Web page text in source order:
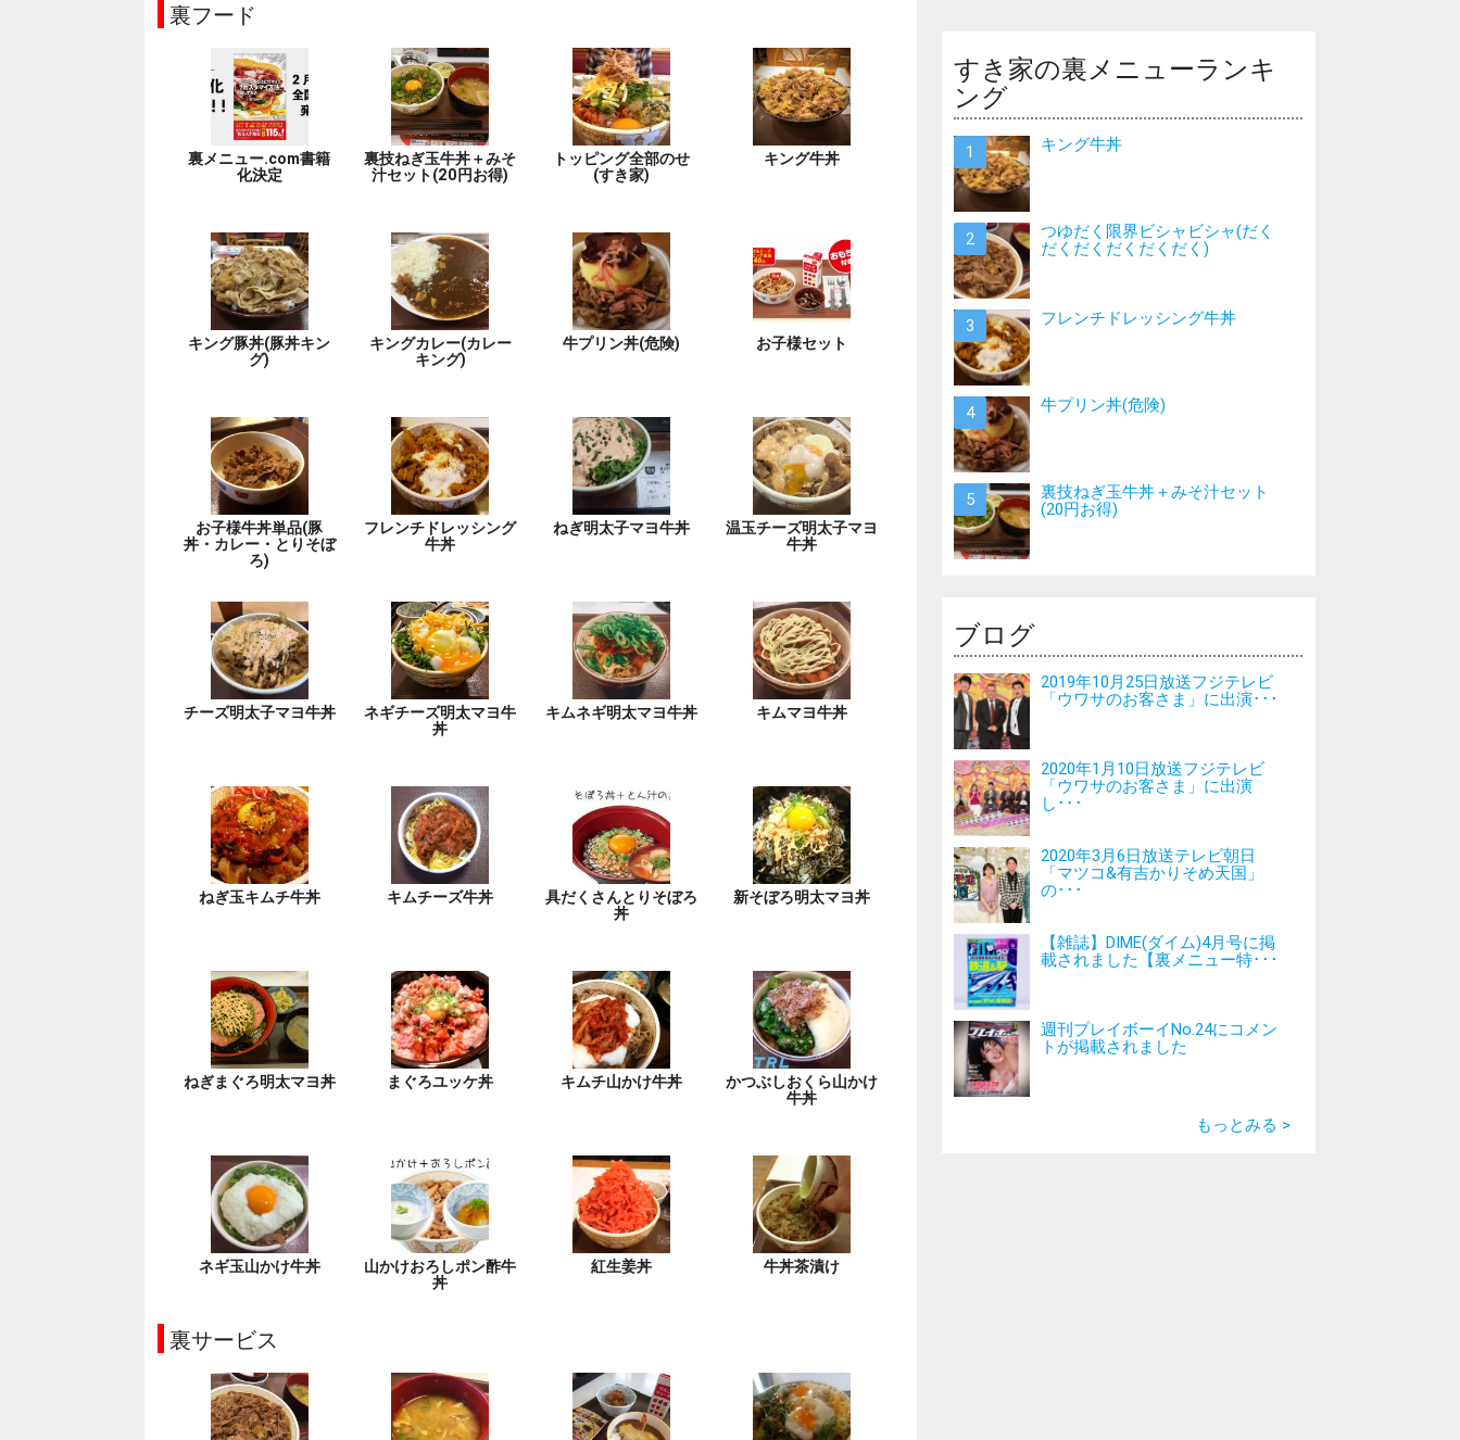
裏フード
裏メニュー.com書籍
化決定
裏技ねぎ玉牛丼＋みそ
汁セット(20円お得)
トッピング全部のせ
(すき家)
キング牛丼
キング豚丼(豚丼キン
グ)
キングカレー(カレー
キング)
牛プリン丼(危険) お子様セット
お子様牛丼単品(豚
丼・カレー・とりそぼ
ろ)
フレンチドレッシング
牛丼
ねぎ明太子マヨ牛丼
温玉チーズ明太子マヨ
牛丼
チーズ明太子マヨ牛丼
ネギチーズ明太マヨ牛
丼
キムネギ明太マヨ牛丼 キムマヨ牛丼
ねぎ玉キムチ牛丼 キムチーズ牛丼
具だくさんとりそぼろ
丼
新そぼろ明太マヨ丼
ねぎまぐろ明太マヨ丼 まぐろユッケ丼 キムチ山かけ牛丼
かつぶしおくら山かけ
牛丼
ネギ玉山かけ牛丼
山かけおろしポン酢牛
丼
紅生姜丼 牛丼茶漬け
裏サービス
すき家の裏メニューランキ
ング
キング牛丼
つゆだく限界ビシャビシャ(だく
だくだくだくだくだく)
フレンチドレッシング牛丼
牛プリン丼(危険)
裏技ねぎ玉牛丼＋みそ汁セット
(20円お得)
ブログ
2019年10月25日放送フジテレビ
「ウワサのお客さま」に出演･･･
2020年1月10日放送フジテレビ
「ウワサのお客さま」に出演
し･･･
2020年3月6日放送テレビ朝日
「マツコ&有吉かりそめ天国」
の･･･
【雑誌】DIME(ダイム)4月号に掲
載されました【裏メニュー特･･･
週刊プレイボーイNo.24にコメン
トが掲載されました
もっとみる >